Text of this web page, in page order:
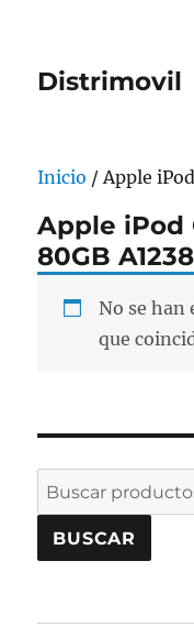
Distrimovil
Inicio / Apple
Apple iPod
80GB A1238
No se han
que
Buscar
por:
BUSCAR